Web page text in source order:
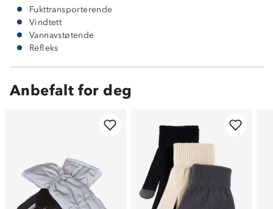
Fukttransporterende
Vindtett
Vannavstøtende
Refleks
Anbefalt for deg